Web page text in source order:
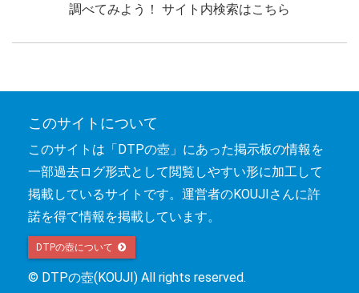
調べてみよう！ サイト内検索はこちら
このサイトについて
このサイトは「DTPの壺」にあった掲示板の情報を
一部過去ログ形式として閲覧しやすい形に加工して
掲載しているサイトです。運営者のKOUJIさんに許
諾を得て情報を掲載しています。
DTPの壺について
© DTPの壺(KOUJI) All rights reserved.